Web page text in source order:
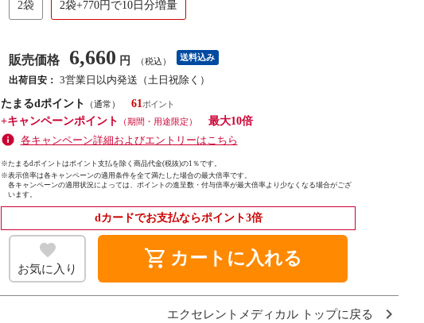
2袋 2袋+770円で10日分増量
販売価格 6,660 円 （税込） 送料込み
出荷目安： 3営業日以内発送（土日祝除く）
たまるdポイント
（通常）
61
+キャンペーンポイント
（期間・用途限定）
最大10倍
各キャンペーン詳細およびエントリーはこちら
※たまるdポイントはポイント支払を除く商品代金(税抜)の1％です。
※表示倍率は各キャンペーンの適用条件を全て満たした場合の最大倍率です。
各キャンペーンの適用状況によっては、ポイントの進呈数・付与倍率が最大倍率より少なくなる場合がござ
います。
dカードでお支払ならポイント3倍
お気に入り shopping_cart カートに入れる
エクセレントメディカル トップに戻る